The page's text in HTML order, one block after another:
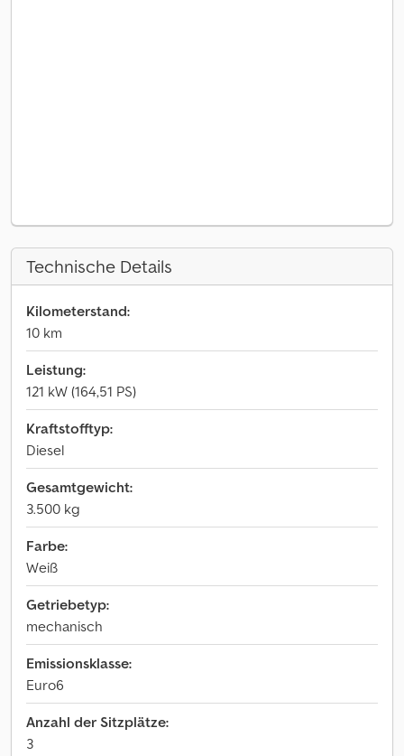
Technische Details
Kilometerstand:
10 km
Leistung:
121 kW (164,51 PS)
Kraftstofftyp:
Diesel
Gesamtgewicht:
3.500 kg
Farbe:
Weiß
Getriebetyp:
mechanisch
Emissionsklasse:
Euro6
Anzahl der Sitzplätze:
3